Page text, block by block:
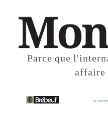
Parce que
affaire